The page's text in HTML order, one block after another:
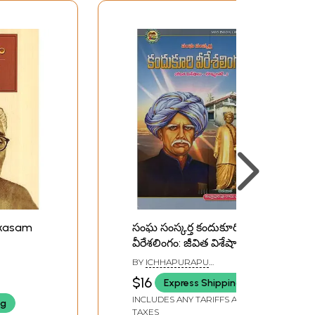
సంఘ సంస్కర్త కందుకూరి
వీరేశలింగం: జీవిత విశేషాలు-
బొమ్మలతో- Kandukuri
Veereshalingam: Social
Reformer: Life
Highlights- with Figures
BY ICHHAPURAPU
RAMACHANDRAM
$16 Express Shipping
INCLUDES ANY TARIFFS AND
TAXES